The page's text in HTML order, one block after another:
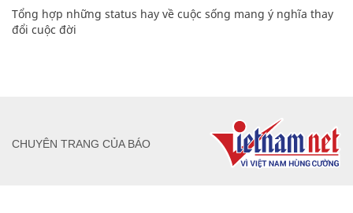
Tổng hợp những status hay về cuộc sống mang ý nghĩa thay
đổi cuộc đời
CHUYÊN TRANG CỦA BÁO